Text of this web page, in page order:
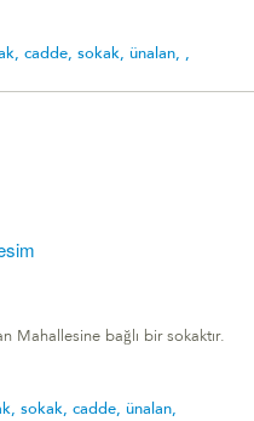
cadde, sokak, ünalan, ,
Mahallesine bağlı bir sokaktır.
sokak, cadde, ünalan,